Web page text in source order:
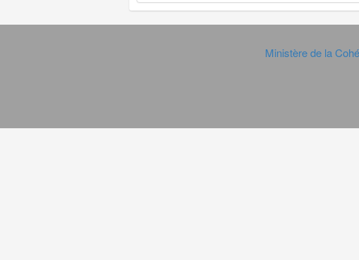
Ministère de la